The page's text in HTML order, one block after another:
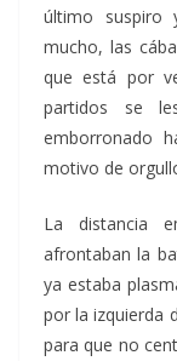
último suspiro
mucho, las
que está por
partidos se
emborronado
motivo de
La distancia
afrontaban la
ya estaba
por la izquierda
para que no